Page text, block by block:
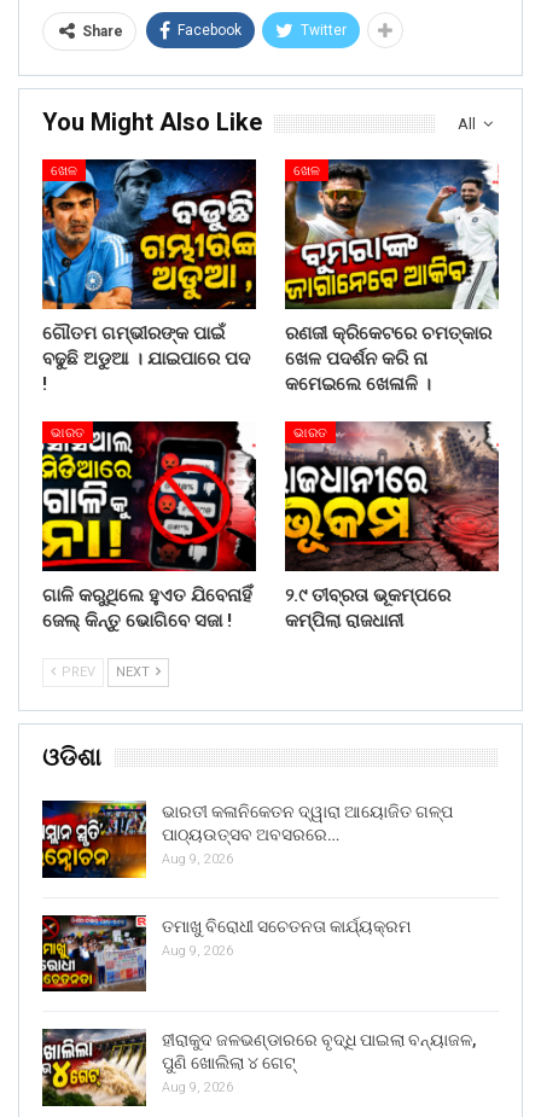
Share Facebook Twitter
All
You Might Also Like
ଖେଳ
ଗୌତମ ଗମ୍ଭୀରଙ୍କ ପାଇଁ
ବଢୁଛି ଅଡୁଆ । ଯାଇପାରେ ପଦ
!
ଖେଳ
ରଣଜୀ କ୍ରିକେଟରେ ଚମତ୍କାର
ଖେଳ ପଦର୍ଶନ କରି ନା
କମେଇଲେ ଖେଳାଳି ।
ଭାରତ
ଗାଳି କରୁଥିଲେ ହୁଏତ ଯିବେନାହିଁ
ଜେଲ୍ କିନ୍ତୁ ଭୋଗିବେ ସଜା !
ଭାରତ
୨.୯ ତୀବ୍ରତା ଭୂକମ୍ପରେ
କମ୍ପିଲା ରାଜଧାନୀ
PREV NEXT
ଓଡିଶା
ଭାରତୀ କଳାନିକେତନ ଦ୍ୱାରା ଆୟୋଜିତ ଗଳ୍ପ
ପାଠ୍ୟଉତ୍ସବ ଅବସରରେ…
Aug 9, 2026
ତମାଖୁ ବିରୋଧୀ ସଚେତନତା କାର୍ଯ୍ୟକ୍ରମ
Aug 9, 2026
ହୀରାକୁଦ ଜଳଭଣ୍ଡାରରେ ବୃଦ୍ଧି ପାଇଲା ବନ୍ୟାଜଳ,
ପୁଣି ଖୋଲିଲା ୪ ଗେଟ୍
Aug 9, 2026